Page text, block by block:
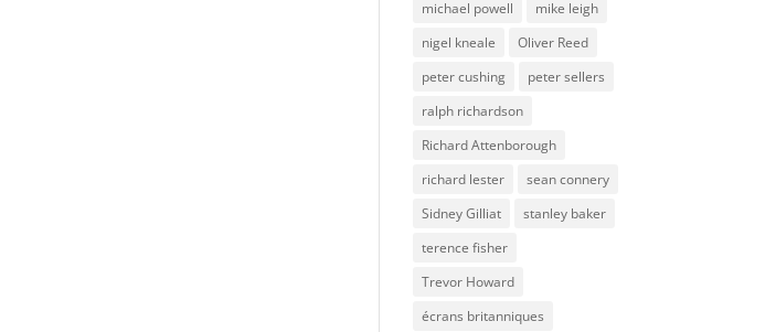
michael powell
mike leigh
nigel kneale
Oliver Reed
peter cushing
peter sellers
ralph richardson
Richard Attenborough
richard lester
sean connery
Sidney Gilliat
stanley baker
terence fisher
Trevor Howard
écrans britanniques